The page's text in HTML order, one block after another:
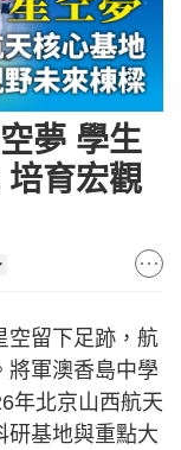
夢 學生
培育宏觀
空留下足跡，航
將軍澳香島中學
年北京山西航天
研基地與重點大